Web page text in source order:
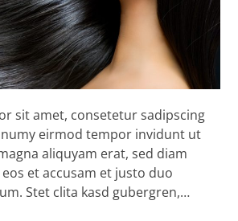
sit amet, consetetur sadipscing
eirmod tempor invidunt ut
aliquyam erat, sed diam
et accusam et justo duo
Stet clita kasd gubergren,…